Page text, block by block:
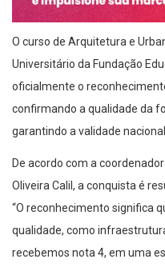
O curso de Arquitetura e
Universitário da Fundação
oficialmente o
confirmando a qualidade da
garantindo a validade
De acordo com a
Oliveira Calil, a conquista é
“O reconhecimento significa
qualidade, como
recebemos nota 4, em uma